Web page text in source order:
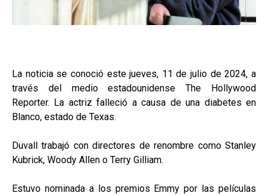
La noticia se conoció este jueves, 11 de julio de 2024, a
través del medio estadounidense The Hollywood
Reporter. La actriz falleció a causa de una diabetes en
Blanco, estado de Texas.
Duvall trabajó con directores de renombre como Stanley
Kubrick, Woody Allen o Terry Gilliam.
Estuvo nominada a los premios Emmy por las películas